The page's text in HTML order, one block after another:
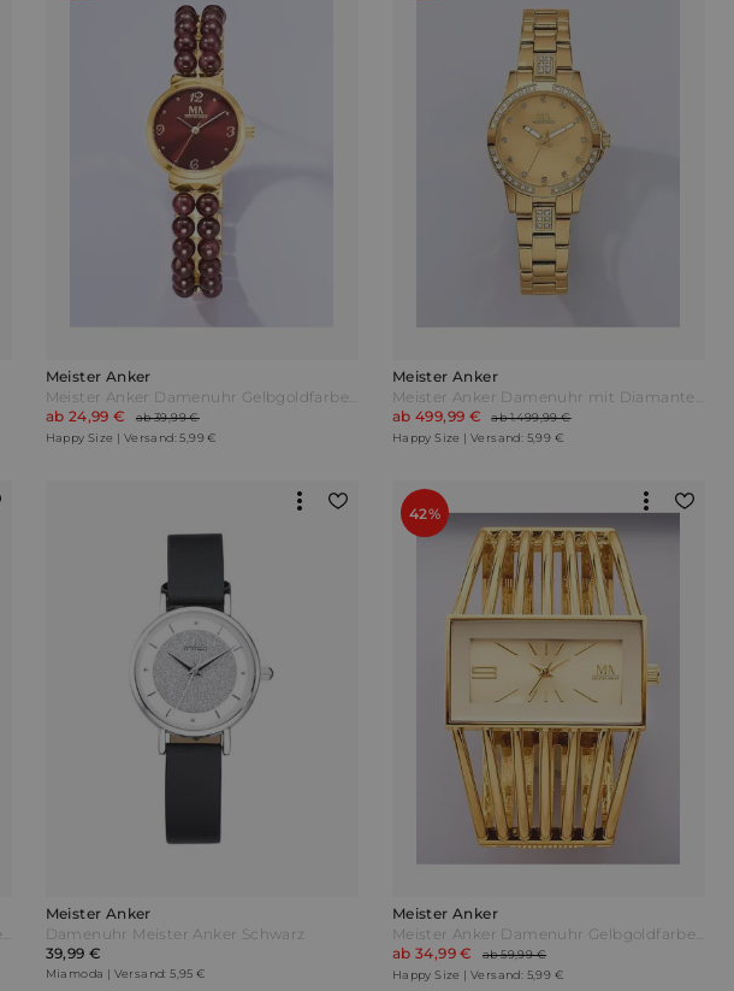
Meister Anker
Meister Anker Damenuhr Gelbgoldfarben Rot
ab 24,99 €
ab 39,99 €
Happy Size | Versand: 5,99 €
Meister Anker
Meister Anker Damenuhr mit Diamanten Gelbgoldfarben
ab 499,99 €
ab 1.499,99 €
Happy Size | Versand: 5,99 €
Meister Anker Damenuhr Gelbgoldfarben
Meister Anker
Damenuhr Meister Anker Schwarz
39,99 €
Miamoda | Versand: 5,95 €
42%
Meister Anker
Meister Anker Damenuhr Gelbgoldfarben
ab 34,99 €
ab 59,99 €
Happy Size | Versand: 5,99 €